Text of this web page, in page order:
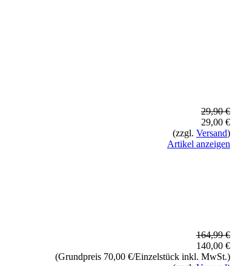
29,90 €
29,00 €
(zzgl. Versand)
Artikel anzeigen
164,99 €
140,00 €
(Grundpreis 70,00 €/Einzelstück inkl. MwSt.)